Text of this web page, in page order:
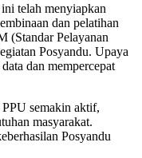
telah menyiapkan
dan pelatihan
(Standar Pelayanan
Posyandu. Upaya
dan mempercepat
semakin aktif,
masyarakat.
Posyandu